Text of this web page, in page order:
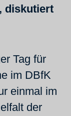
diskutiert
Tag für
im DBfK
einmal im
der